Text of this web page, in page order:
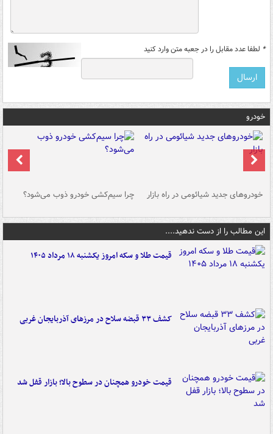
* لطفا عدد مقابل را در جعبه متن وارد کنید
خودرو
خودروهای جدید شیائومی در راه بازار چرا سیم‌کشی خودرو ذوب می‌شود؟
این مطالب را از دست ندهید....
قیمت طلا و سکه امروز یکشنبه ۱۸ مرداد ۱۴۰۵
کشف ۳۳ قبضه سلاح در مرزهای آذربایجان غربی
قیمت خودرو همچنان در سطوح بالا؛ بازار قفل شد